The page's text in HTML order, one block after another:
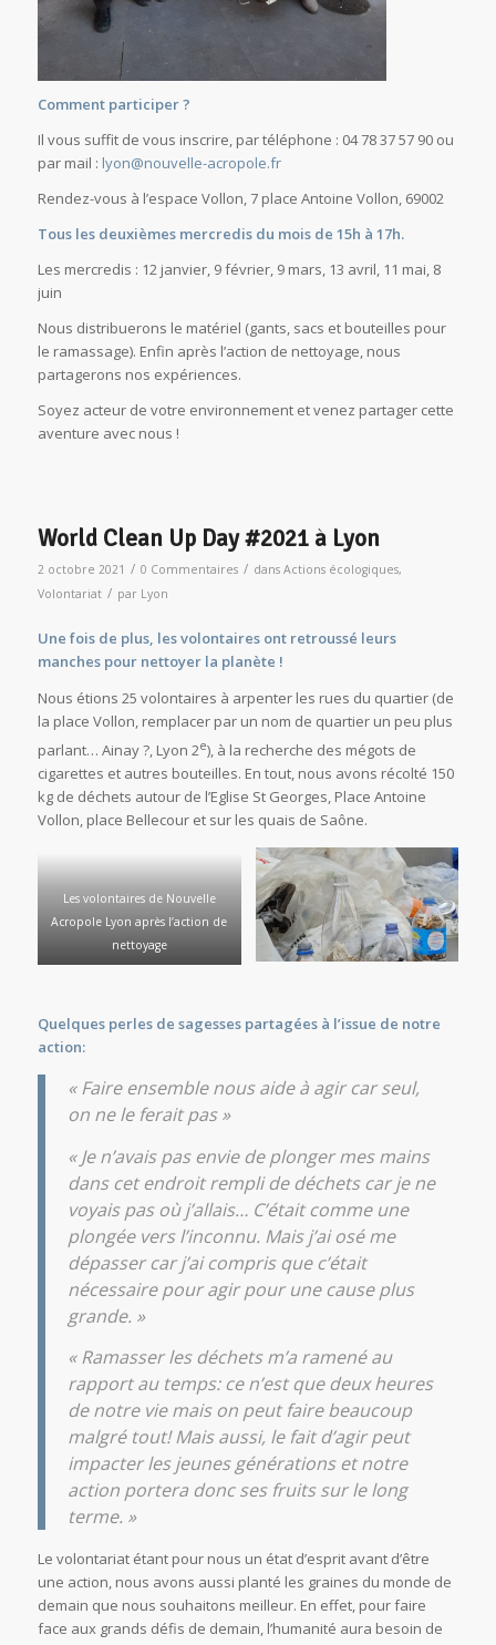
Comment participer ?
Il vous suffit de vous inscrire, par téléphone : 04 78 37 57 90 ou
par mail : lyon@nouvelle-acropole.fr
Rendez-vous à l’espace Vollon, 7 place Antoine Vollon, 69002
Tous les deuxièmes mercredis du mois de 15h à 17h.
Les mercredis : 12 janvier, 9 février, 9 mars, 13 avril, 11 mai, 8
juin
Nous distribuerons le matériel (gants, sacs et bouteilles pour
le ramassage). Enfin après l’action de nettoyage, nous
partagerons nos expériences.
Soyez acteur de votre environnement et venez partager cette
aventure avec nous !
World Clean Up Day #2021 à Lyon
2 octobre 2021 / 0 Commentaires / dans Actions écologiques,
Volontariat / par Lyon
Une fois de plus, les volontaires ont retroussé leurs
manches pour nettoyer la planète !
Nous étions 25 volontaires à arpenter les rues du quartier (de
la place Vollon, remplacer par un nom de quartier un peu plus
parlant… Ainay ?, Lyon 2e), à la recherche des mégots de
cigarettes et autres bouteilles. En tout, nous avons récolté 150
kg de déchets autour de l’Eglise St Georges, Place Antoine
Vollon, place Bellecour et sur les quais de Saône.
Les volontaires de Nouvelle
Acropole Lyon après l’action de
nettoyage
Quelques perles de sagesses partagées à l’issue de notre
action:
« Faire ensemble nous aide à agir car seul,
on ne le ferait pas »
« Je n’avais pas envie de plonger mes mains
dans cet endroit rempli de déchets car je ne
voyais pas où j’allais… C’était comme une
plongée vers l’inconnu. Mais j’ai osé me
dépasser car j’ai compris que c’était
nécessaire pour agir pour une cause plus
grande. »
« Ramasser les déchets m’a ramené au
rapport au temps: ce n’est que deux heures
de notre vie mais on peut faire beaucoup
malgré tout! Mais aussi, le fait d’agir peut
impacter les jeunes générations et notre
action portera donc ses fruits sur le long
terme. »
Le volontariat étant pour nous un état d’esprit avant d’être
une action, nous avons aussi planté les graines du monde de
demain que nous souhaitons meilleur. En effet, pour faire
face aux grands défis de demain, l’humanité aura besoin de